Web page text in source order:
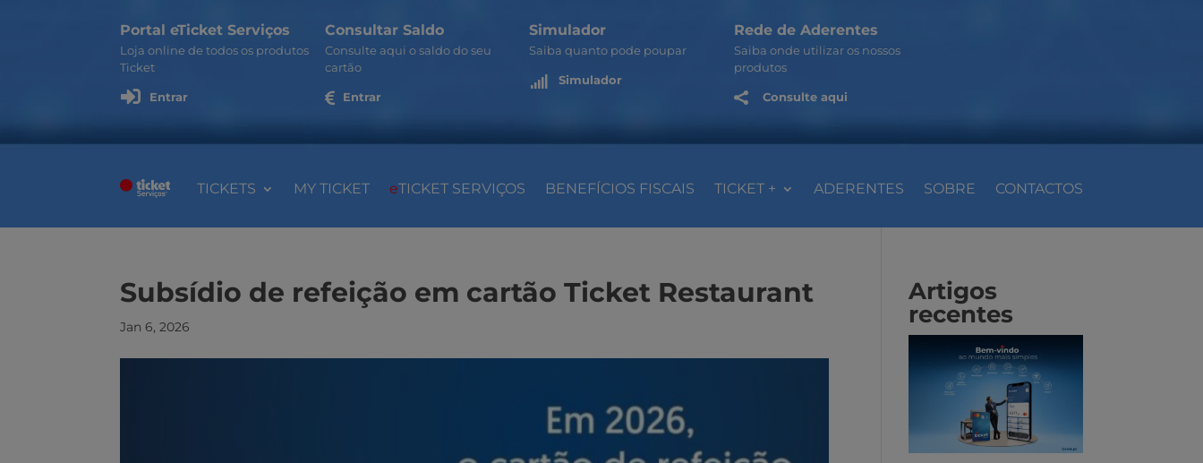
Portal eTicket Serviços
Loja online de todos os produtos
Ticket
 Entrar
Consultar Saldo
Consulte aqui o saldo do seu
cartão
 Entrar
Simulador
Saiba quanto pode poupar
 Simulador
Rede de Aderentes
Saiba onde utilizar os nossos
produtos
 Consulte aqui
TICKETS MY TICKET eTICKET SERVIÇOS BENEFÍCIOS FISCAIS TICKET + ADERENTES SOBRE CONTACTOS
Subsídio de refeição em cartão Ticket Restaurant
Jan 6, 2026
Artigos
recentes